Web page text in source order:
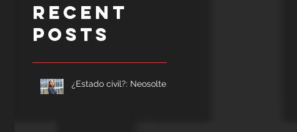
ti
Recent
Posts
¿Estado civil?: Neosoltero